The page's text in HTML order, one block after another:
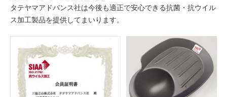
タテヤマアドバンス社は今後も適正で安心できる抗菌・抗ウイル
ス加工製品を提供してまいります。